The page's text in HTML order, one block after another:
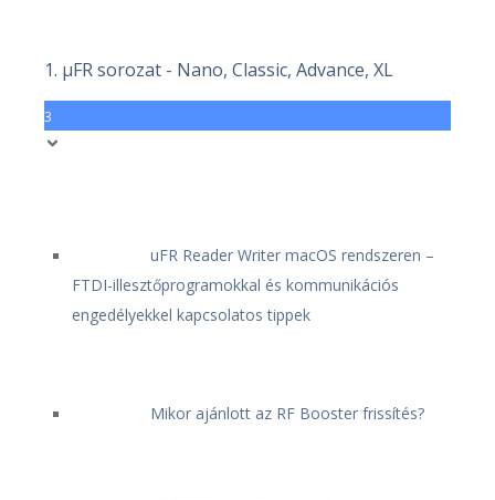
1. μFR sorozat - Nano, Classic, Advance, XL
3
uFR Reader Writer macOS rendszeren –
FTDI-illesztőprogramokkal és kommunikációs
engedélyekkel kapcsolatos tippek
Mikor ajánlott az RF Booster frissítés?